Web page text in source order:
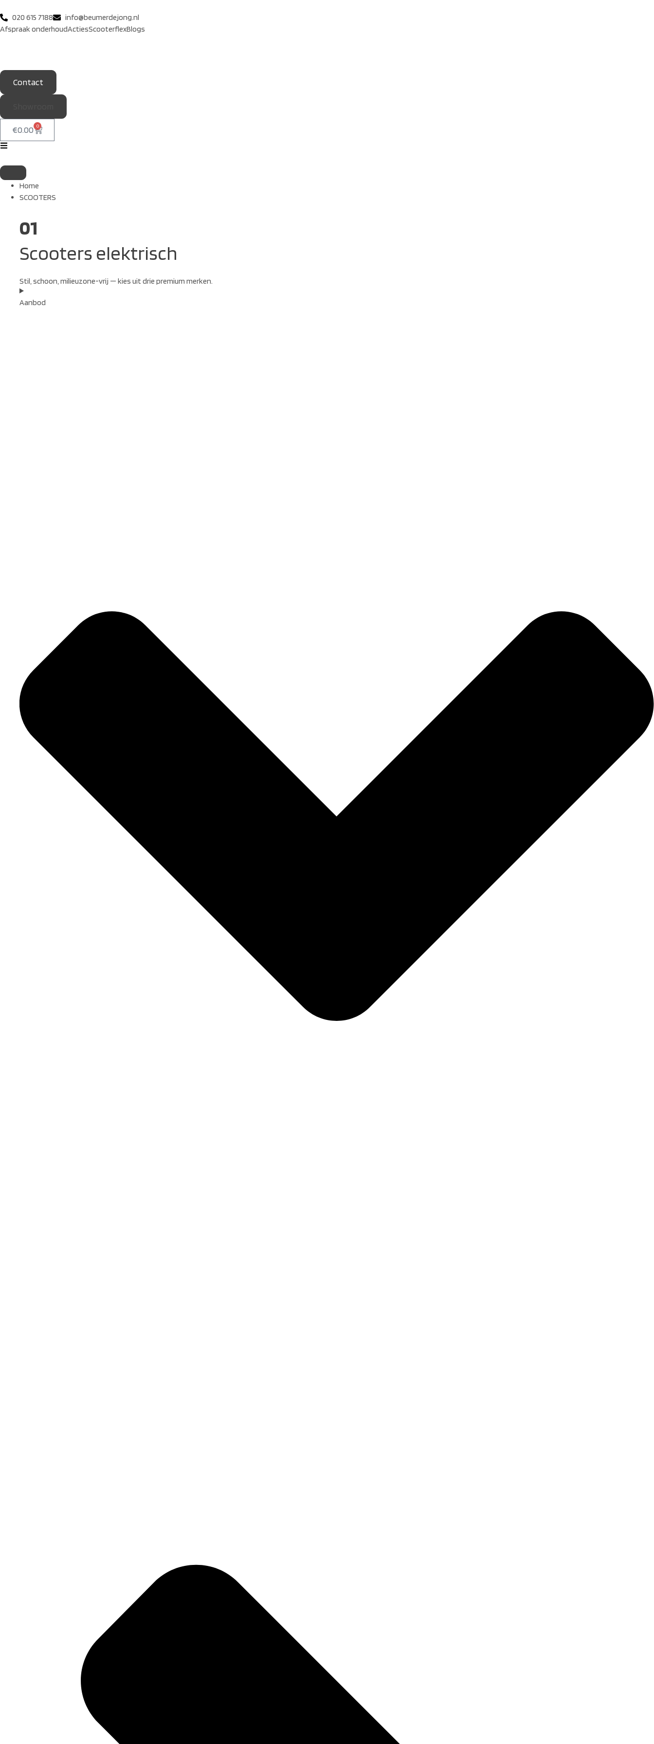
020 615 7188
info@beumerdejong.nl
Afspraak onderhoudActiesScooterflexBlogs
Contact
€0.00 0
Home
SCOOTERS
01
Scooters elektrisch
Stil, schoon, milieuzone-vrij — kies uit drie premium merken.
Aanbod